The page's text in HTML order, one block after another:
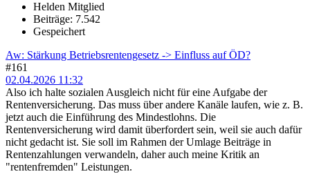
Helden Mitglied
Beiträge: 7.542
Gespeichert
Aw: Stärkung Betriebsrentengesetz -> Einfluss auf ÖD?
#161
02.04.2026 11:32
Also ich halte sozialen Ausgleich nicht für eine Aufgabe der
Rentenversicherung. Das muss über andere Kanäle laufen, wie z. B.
jetzt auch die Einführung des Mindestlohns. Die
Rentenversicherung wird damit überfordert sein, weil sie auch dafür
nicht gedacht ist. Sie soll im Rahmen der Umlage Beiträge in
Rentenzahlungen verwandeln, daher auch meine Kritik an
"rentenfremden" Leistungen.